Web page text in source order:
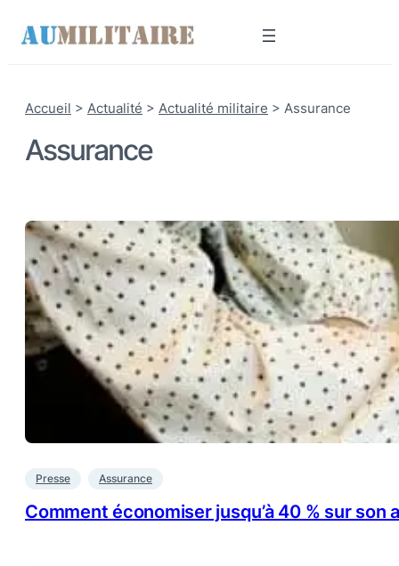
Accueil > Actualité > Actualité militaire > Assurance
Assurance
Presse Assurance
Comment économiser jusqu’à 40 % sur son